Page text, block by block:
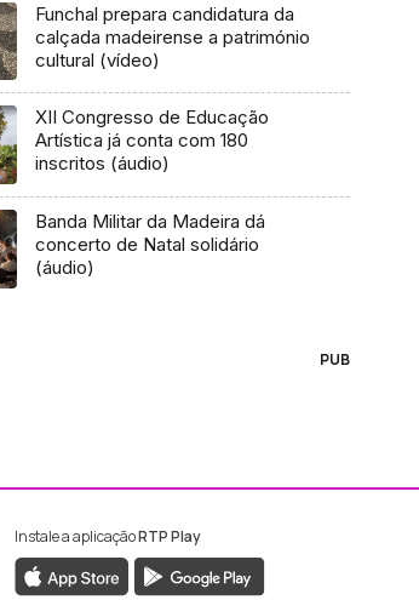
Funchal prepara candidatura da
calçada madeirense a património
cultural (vídeo)
XII Congresso de Educação
Artística já conta com 180
inscritos (áudio)
Banda Militar da Madeira dá
concerto de Natal solidário
(áudio)
PUB
Madeira
RTP Madeira
Instale a aplicaçãoRTP Play